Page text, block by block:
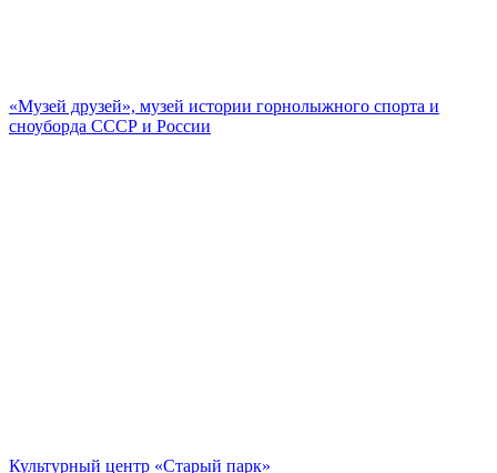
«Музей друзей», музей истории горнолыжного спорта и
сноуборда СССР и России
Культурный центр «Старый парк»